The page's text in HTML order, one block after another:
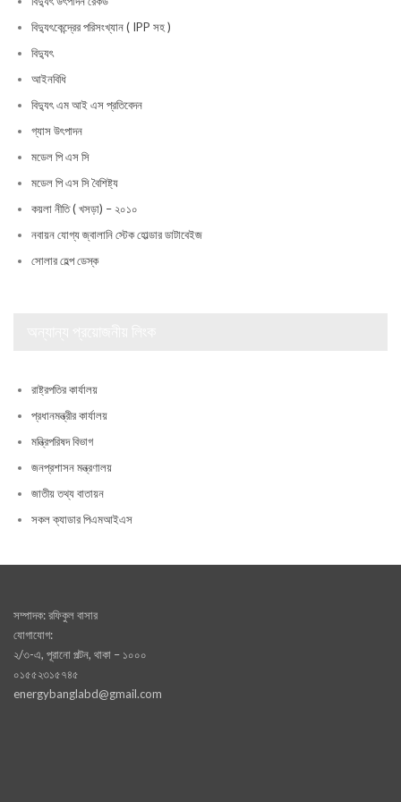
বিদ্যুৎকেন্দ্রের পরিসংখ্যান ( IPP সহ )
বিদ্যুৎ
আইনবিধি
বিদ্যুৎ এম আই এস প্রতিবেদন
গ্যাস উৎপাদন
মডেল পি এস সি
মডেল পি এস সি বৈশিষ্ট্য
কয়লা নীতি ( খসড়া) – ২০১০
নবায়ন যোগ্য জ্বালানি স্টেক হোল্ডার ডাটাবেইজ
সোলার হেল্প ডেস্ক
রাষ্ট্রপতির কার্যালয়
প্রধানমন্ত্রীর কার্যালয়
মন্ত্রিপরিষদ বিভাগ
জনপ্রশাসন মন্ত্রণালয়
জাতীয় তথ্য বাতায়ন
সকল ক্যাডার পিএমআইএস
সম্পাদক: রফিকুল বাসার
যোগাযোগ:
২/৩-এ, পূরানো পল্টন, থাকা – ১০০০
০১৫৫২৩১৫৭৪৫
energybanglabd@gmail.com